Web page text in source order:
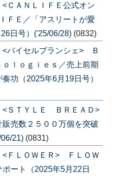
ＣＡＮＬＩＦＥ公式オン
ＦＥ／「アスリートが愛
日号）('25/06/28) (0832)
バイセルブランシェ> Ｂ
ｌｏｇｉｅｓ／売上前期
功（2025年6月19日号）
<ＳＴＹＬＥ ＢＲＥＡＤ>
売数２５００万個を突破
21) (0831)
<ＦＬＯＷＥＲ> ＦＬＯＷ
ート（2025年5月22日